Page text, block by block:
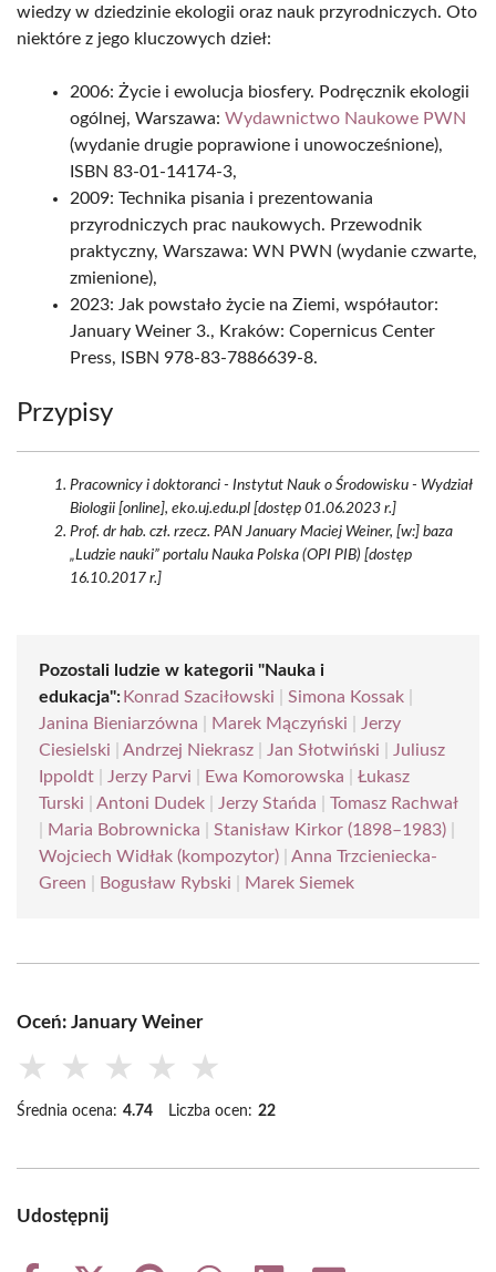
wiedzy w dziedzinie ekologii oraz nauk przyrodniczych. Oto
niektóre z jego kluczowych dzieł:
2006: Życie i ewolucja biosfery. Podręcznik ekologii
ogólnej, Warszawa: Wydawnictwo Naukowe PWN
(wydanie drugie poprawione i unowocześnione),
ISBN 83-01-14174-3,
2009: Technika pisania i prezentowania
przyrodniczych prac naukowych. Przewodnik
praktyczny, Warszawa: WN PWN (wydanie czwarte,
zmienione),
2023: Jak powstało życie na Ziemi, współautor:
January Weiner 3., Kraków: Copernicus Center
Press, ISBN 978-83-7886639-8.
Przypisy
Pracownicy i doktoranci - Instytut Nauk o Środowisku - Wydział
Biologii [online], eko.uj.edu.pl [dostęp 01.06.2023 r.]
Prof. dr hab. czł. rzecz. PAN January Maciej Weiner, [w:] baza
„Ludzie nauki” portalu Nauka Polska (OPI PIB) [dostęp
16.10.2017 r.]
Pozostali ludzie w kategorii "Nauka i
edukacja": Konrad Szaciłowski Simona Kossak
Janina Bieniarzówna
Marek Mączyński
Jerzy
Ciesielski
Andrzej Niekrasz Jan Słotwiński
Juliusz
Ippoldt
Jerzy Parvi Ewa Komorowska
Łukasz
Turski
Antoni Dudek Jerzy Stańda
Tomasz Rachwał
Maria Bobrownicka Stanisław Kirkor (1898–1983)
Wojciech Widłak (kompozytor)
Anna Trzcieniecka-
Green
Bogusław Rybski Marek Siemek
Oceń: January Weiner
★ ★ ★ ★ ★
Średnia ocena: 4.74 Liczba ocen: 22
Udostępnij